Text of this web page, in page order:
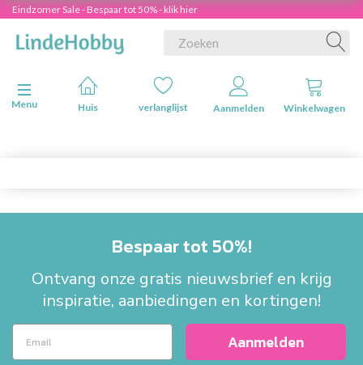
Eindzomer Sale - Bespaar tot 50% - klik hier
Navigatie in-/uitschakelen
Menu
Huis verlanglijst Aanmelden Winkelwagen
Bespaar tot 50%!
Ontvang onze gratis nieuwsbrief en krijg
inspiratie, aanbiedingen en kortingen!
Aanmelden